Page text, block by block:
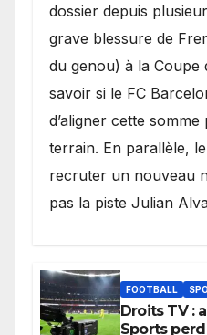
dossier depuis
grave blessure de
du genou) à la Coupe
savoir si le FC
d’aligner cette
terrain. En parallèle,
recruter un nouveau
pas la piste Julian
FOOTBALL
Droits TV :
Sports